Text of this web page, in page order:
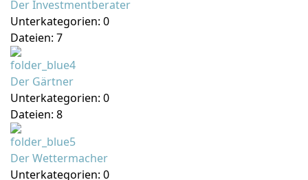
Der Investmentberater
Unterkategorien: 0
Dateien: 7
Der Gärtner
Unterkategorien: 0
Dateien: 8
Der Wettermacher
Unterkategorien: 0